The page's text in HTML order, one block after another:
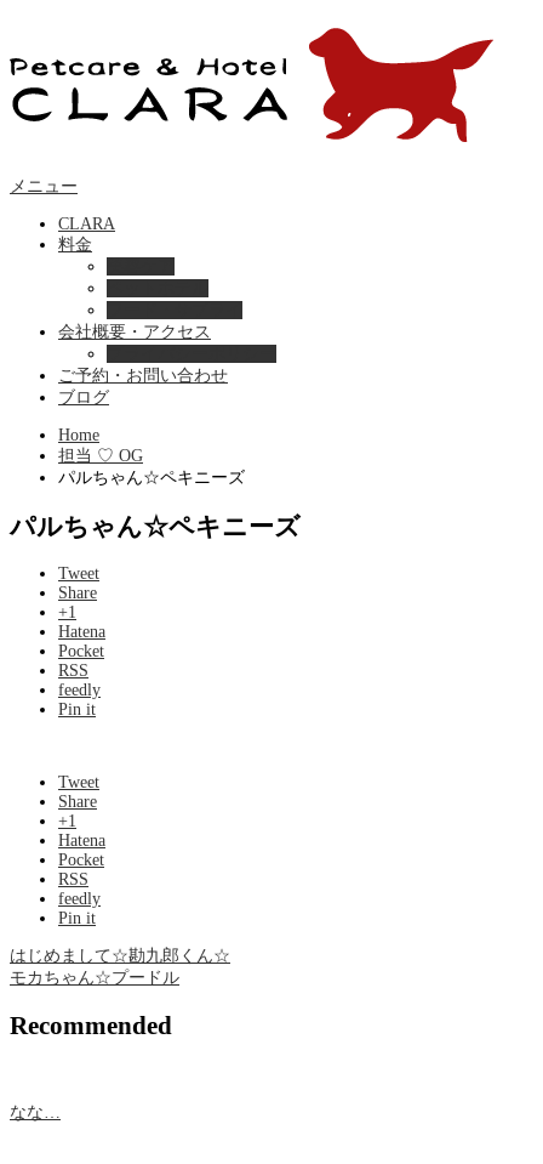
メニュー
CLARA
料金
会社概要・アクセス
ご予約・お問い合わせ
ブログ
Home
担当 ♡ OG
パルちゃん☆ペキニーズ
パルちゃん☆ペキニーズ
Tweet
Share
+1
Hatena
Pocket
RSS
feedly
Pin it
Tweet
Share
+1
Hatena
Pocket
RSS
feedly
Pin it
はじめまして☆勘九郎くん☆
モカちゃん☆プードル
Recommended
なな…